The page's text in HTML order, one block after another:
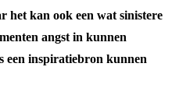
het kan ook een wat sinistere
angst in kunnen
een inspiratiebron kunnen